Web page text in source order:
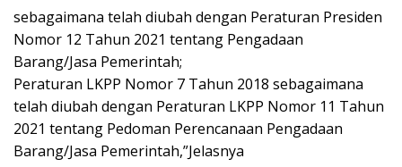
sebagaimana telah diubah dengan Peraturan Presiden
Nomor 12 Tahun 2021 tentang Pengadaan
Barang/Jasa Pemerintah;
Peraturan LKPP Nomor 7 Tahun 2018 sebagaimana
telah diubah dengan Peraturan LKPP Nomor 11 Tahun
2021 tentang Pedoman Perencanaan Pengadaan
Barang/Jasa Pemerintah,”Jelasnya